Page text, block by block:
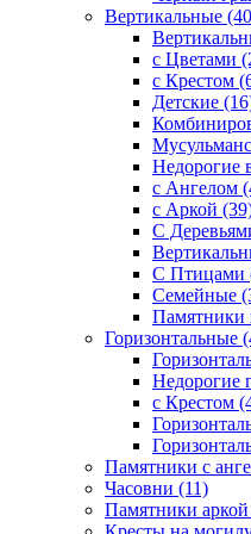
Вертикальные
с Цветами
c Крестом
Детские
Недорогие
с Ангелом
с Аркой
С
С Птицами
Семейные
Памятники
Горизонтальные
Недорогие
с Крестом
Памятники с
Часовни (11)
Памятники